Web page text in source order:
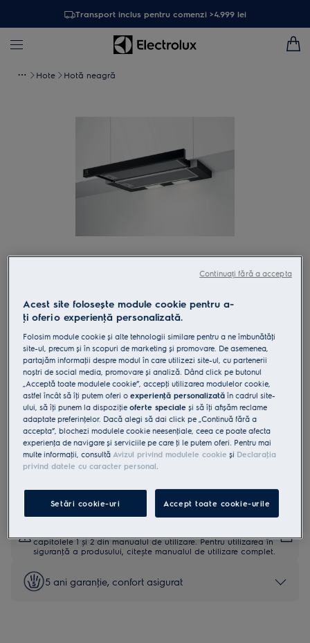
Transport inclus pentru comenzi >4.999 lei
Hote Hotă neagră
LFP326FB
Hotă telescopică 300 LEDLights 410
m³/h 60 cm Negru
4.9 (394)
Fișa cu informaţii despre produs
Beneficii
O hotă eficientă care elimină mirosurile din bucătărie.
ExtractionTech Standard cu motor puternic și eficient.
Pure Illumination. Vizibilitate maximă în timpul gătitului.
Filtru de grăsime fiabil și lavabil la mașina de spălat vase pentru
hota ta.
capitolele 1 și 2 din manualul de utilizare. Pentru utilizarea în
siguranţă a produsului, citește manualul de utilizare complet.
5 ani garanţie, confort asigurat
Acest site folosește module cookie pentru a-
ţi oferi o experienţă personalizată.
Folosim module cookie și alte tehnologii similare pentru a ne îmbunătăţi
site-ul, precum și în scopuri de marketing și promovare. De asemenea,
partajăm informaţii despre modul în care utilizezi site-ul, cu partenerii
noștri de social media, promovare și analiză. Dând click pe butonul
„Acceptă toate modulele cookie”, accepţi utilizarea modulelor cookie,
astfel încât să îţi putem oferi oexperienţă personalizată în cadrul site-
ului, să îţi punem la dispoziţieoferte speciale și să îţi afișăm reclame
adaptate preferinţelor. Dacă alegi să dai click pe „Continuă fără a
accepta”, blochezi modulele cookie neesenţiale, ceea ce poate afecta
experienţa de navigare și serviciile pe care ţi le putem oferi. Pentru mai
multe informaţii, consultăAvizul privind modulele cookie și Declaraţia
privind datele cu caracter personal.
Setări cookie-uri Accept toate cookie-urile
Continuați fără a accepta